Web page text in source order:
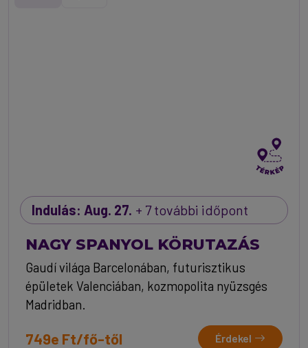
Indulás: Aug. 27. + 7 további időpont
NAGY SPANYOL KÖRUTAZÁS
Gaudí világa Barcelonában, futurisztikus
épületek Valenciában, kozmopolita nyüzsgés
Madridban.
749e Ft/fő-től Érdekel